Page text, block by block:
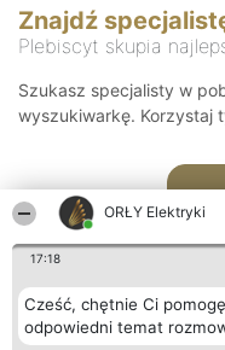
ORŁY Elektryki
17:18
Cześć, chętnie Ci
odpowiedni temat
Znajdź
Plebiscyt skupia
Szukasz specjalisty w
wyszukiwarkę. Korzystaj